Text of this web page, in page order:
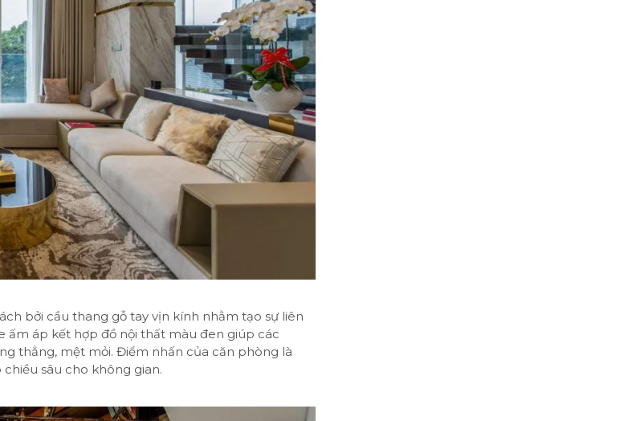
bởi cầu thang gỗ tay vịn kính nhằm tạo sự liên
ấm áp kết hợp đồ nội thất màu đen giúp các
thẳng, mệt mỏi. Điểm nhấn của căn phòng là
sâu cho không gian.